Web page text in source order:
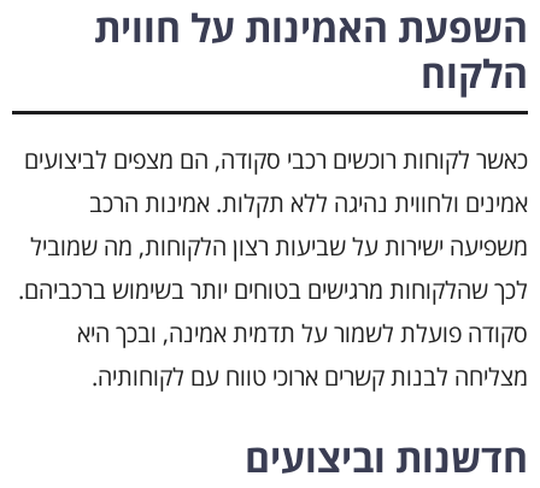
השפעת האמינות על חווית
הלקוח
כאשר לקוחות רוכשים רכבי סקודה, הם מצפים לביצועים
אמינים ולחווית נהיגה ללא תקלות. אמינות הרכב
משפיעה ישירות על שביעות רצון הלקוחות, מה שמוביל
לכך שהלקוחות מרגישים בטוחים יותר בשימוש ברכביהם.
סקודה פועלת לשמור על תדמית אמינה, ובכך היא
מצליחה לבנות קשרים ארוכי טווח עם לקוחותיה.
חדשנות וביצועים